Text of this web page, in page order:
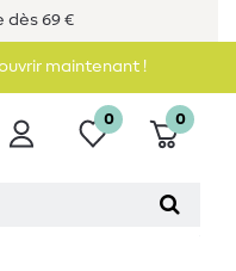
dès 69 €
maintenant !
0 0